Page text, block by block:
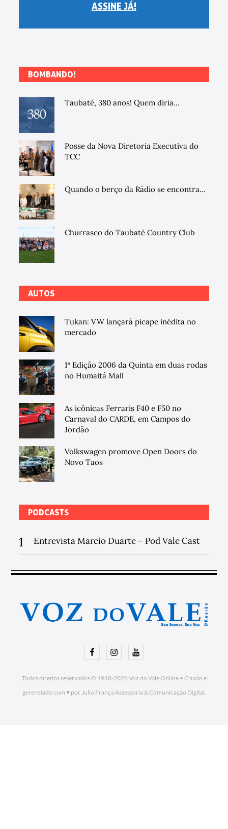
ASSINE JÁ!
BOMBANDO!
Taubaté, 380 anos! Quem diria...
Posse da Nova Diretoria Executiva do
TCC
Quando o berço da Rádio se encontra...
Churrasco do Taubaté Country Club
AUTOS
Tukan: VW lançará picape inédita no
mercado
1ª Edição 2006 da Quinta em duas rodas
no Humaitá Mall
As icônicas Ferraris F40 e F50 no
Carnaval do CARDE, em Campos do
Jordão
Volkswagen promove Open Doors do
Novo Taos
PODCASTS
1 Entrevista Marcio Duarte – Pod Vale Cast
FacebookInstagramYoutube
Todos direitos reservados © 1948-2026Voz do Vale Online• Criado e
gerenciado com ♥ por Julio França Assessoria& Comunicação Digital.